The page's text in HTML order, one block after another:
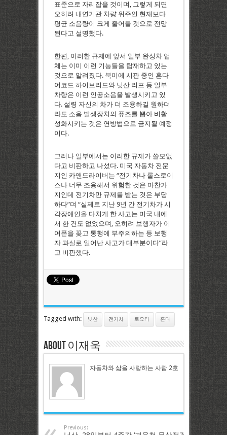
표준으로 자리잡을 것이며, 그렇게 되면
오히려 내연기관 차량 위주인 현재보다
평균 소음량이 크게 줄어들 것으로 전망
된다고 설명했다.
한편, 이러한 규제에 앞서 일부 완성차 업
체는 이미 이런 기능들을 탑재하고 있는
것으로 알려졌다. 북미에 시판 중인 혼다
어코드 하이브리드와 닛산 리프 등 일부
차량은 이런 인공소음을 발생시키고 있
다. 설령 자신의 차가 더 조용하길 원하더
라도 소음 발생장치의 퓨즈를 뽑아 비활
성화시키는 것은 연방법으로 금지될 예정
이다.
그러나 일부에서는 이러한 규제가 쓸모없
다고 비판하고 나섰다. 미국 자동차 전문
지인 카앤드라이버는 “전기차나 롤스로이
스나 너무 조용해서 위험한 것은 마찬가
지인데 전기차만 규제를 받는 것은 부당
하다”며 “실제로 지난 9년 간 전기차가 시
각장애인을 다치게 한 사고는 미국 내에
서 한 건도 없었으며, 오히려 보행자가 이
어폰을 꽂고 통행에 부주의하는 등 보행
자 과실로 일어난 사고가 대부분이다”라
고 비판했다.
Tagged with: 닛산 전기차 토요타 혼다
About 이재욱
자동차와 삶을 사랑하는 사람 2호
Previous: